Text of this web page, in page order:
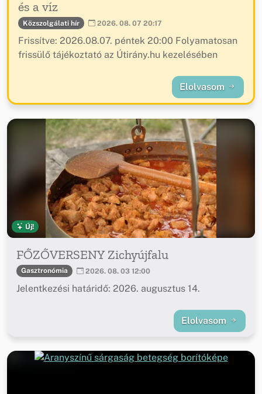
és a víz
Közszolgálati hír 2026. 08. 07 20:17
Frissítve: 2026.08.07. péntek 20:00 Folyamatosan
frissülő tájékoztató az Útirány.hu kezelésében
Elolvasom
Új!
FŐZŐVERSENY Zichyújfalu
Gasztronómia 2026. 08. 03 12:00
Jelentkezési határidő: 2026. augusztus 14.
Elolvasom